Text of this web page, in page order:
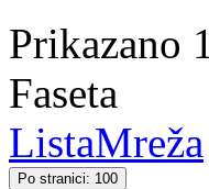
Prikazano
Faseta
ListaMreža
Po stranici: 100